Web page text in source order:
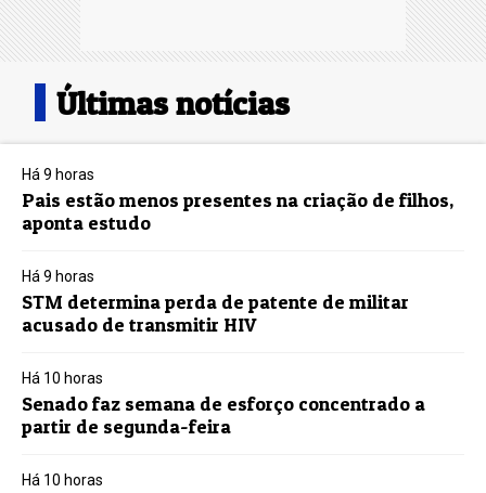
Últimas notícias
Há 9 horas
Pais estão menos presentes na criação de filhos,
aponta estudo
Há 9 horas
STM determina perda de patente de militar
acusado de transmitir HIV
Há 10 horas
Senado faz semana de esforço concentrado a
partir de segunda-feira
Há 10 horas